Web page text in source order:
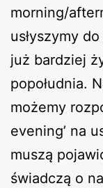
morning/
usłyszymy
już bardziej
popołudnia.
możemy
evening’ na
muszą
świadczą o